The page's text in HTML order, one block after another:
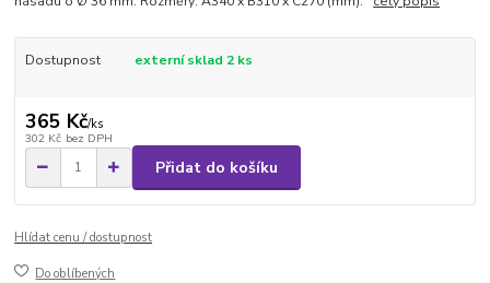
Dostupnost externí sklad 2 ks
365 Kč/ks
302 Kč bez DPH
Přidat do košíku
Hlídat cenu / dostupnost
Do oblíbených